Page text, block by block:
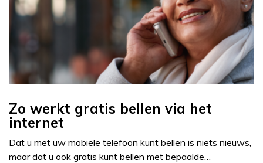
Zo werkt gratis bellen via het
internet
Dat u met uw mobiele telefoon kunt bellen is niets nieuws,
maar dat u ook gratis kunt bellen met bepaalde…